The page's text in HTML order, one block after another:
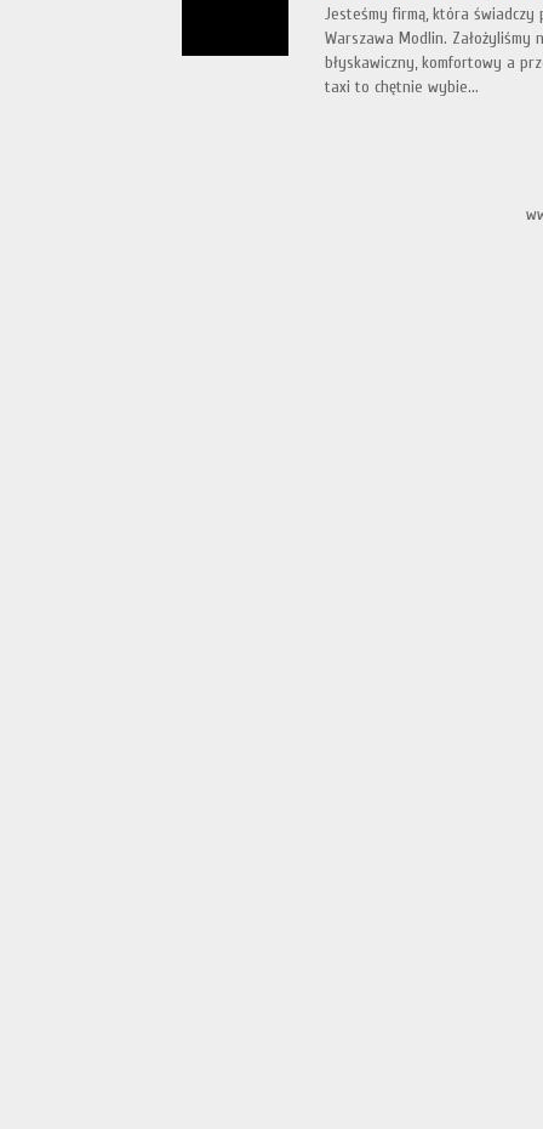
Jesteśmy firmą, która
Warszawa Modlin. Założyliśmy
błyskawiczny, komfortowy a
taxi to chętnie wybie...